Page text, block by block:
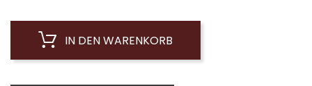
IN DEN WARENKORB